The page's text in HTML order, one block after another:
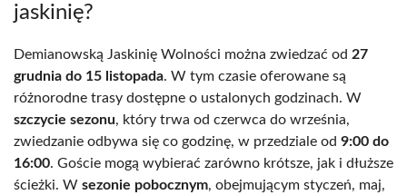
jaskinię?
Demianowską Jaskinię Wolności można zwiedzać od 27
grudnia do 15 listopada. W tym czasie oferowane są
różnorodne trasy dostępne o ustalonych godzinach. W
szczycie sezonu, który trwa od czerwca do września,
zwiedzanie odbywa się co godzinę, w przedziale od 9:00 do
16:00. Goście mogą wybierać zarówno krótsze, jak i dłuższe
ścieżki. W sezonie pobocznym, obejmującym styczeń, maj,